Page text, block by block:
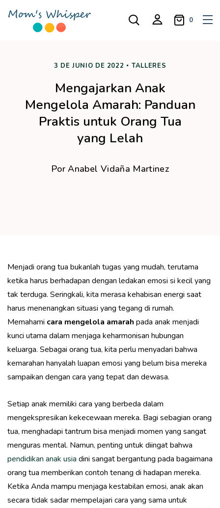
0
3 DE JUNIO DE 2022 TALLERES
Mengajarkan Anak
Mengelola Amarah: Panduan
Praktis untuk Orang Tua
yang Lelah
PorAnabel Vidaña Martinez
Menjadi orang tua bukanlah tugas yang mudah, terutama
ketika harus berhadapan dengan ledakan emosi si kecil yang
tak terduga. Seringkali, kita merasa kehabisan energi saat
harus menenangkan situasi yang tegang di rumah.
Memahami cara mengelola amarah pada anak menjadi
kunci utama dalam menjaga keharmonisan hubungan
keluarga. Sebagai orang tua, kita perlu menyadari bahwa
kemarahan hanyalah luapan emosi yang belum bisa mereka
sampaikan dengan cara yang tepat dan dewasa.
Setiap anak memiliki cara yang berbeda dalam
mengekspresikan kekecewaan mereka. Bagi sebagian orang
tua, menghadapi tantrum bisa menjadi momen yang sangat
menguras mental. Namun, penting untuk diingat bahwa
pendidikan anak usia dini sangat bergantung pada bagaimana
orang tua memberikan contoh tenang di hadapan mereka.
Ketika Anda mampu menjaga kestabilan emosi, anak akan
secara tidak sadar mempelajari cara yang sama untuk